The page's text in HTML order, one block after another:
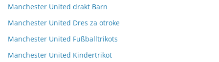
Manchester United drakt Barn
Manchester United Dres za otroke
Manchester United Fußballtrikots
Manchester United Kindertrikot